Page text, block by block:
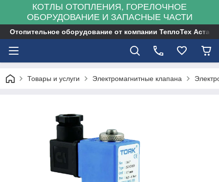
КОТЛЫ ОТОПЛЕНИЯ, ГОРЕЛОЧНОЕ
ОБОРУДОВАНИЕ И ЗАПАСНЫЕ ЧАСТИ
Отопительное оборудование от компании ТеплоТех Астана
Товары и услуги Электромагнитные клапана